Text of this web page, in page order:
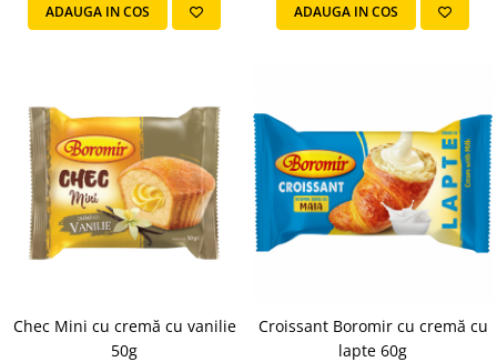
ADAUGA IN COS ADAUGA IN COS
Chec Mini cu cremă cu vanilie
50g
Croissant Boromir cu cremă cu
lapte 60g